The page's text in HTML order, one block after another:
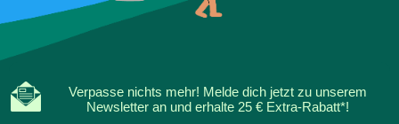
Verpasse nichts mehr! Melde dich jetzt zu unserem
Newsletter an und erhalte 25 € Extra-Rabatt*!